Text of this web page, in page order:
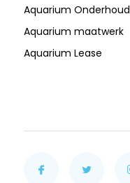
Aquarium Onderhoud
Aquarium maatwerk
Aquarium Lease